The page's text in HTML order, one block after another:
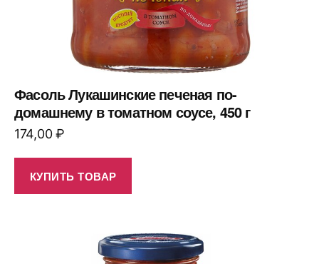
Фасоль Лукашинские печеная по-
домашнему в томатном соусе, 450 г
174,00₽
КУПИТЬ ТОВАР